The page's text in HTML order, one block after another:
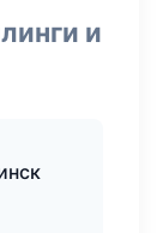
и